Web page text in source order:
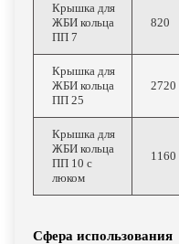
Крышка для
ЖБИ кольца
ПП 7
820
Крышка для
ЖБИ кольца
ПП 25
2720
Крышка для
ЖБИ кольца
ПП 10 с
люком
1160
Сфера использования